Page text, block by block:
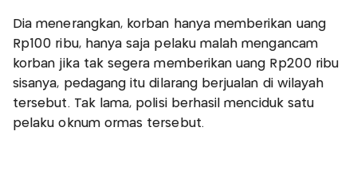
Dia menerangkan, korban hanya memberikan uang
Rp100 ribu, hanya saja pelaku malah mengancam
korban jika tak segera memberikan uang Rp200 ribu
sisanya, pedagang itu dilarang berjualan di wilayah
tersebut. Tak lama, polisi berhasil menciduk satu
pelaku oknum ormas tersebut.